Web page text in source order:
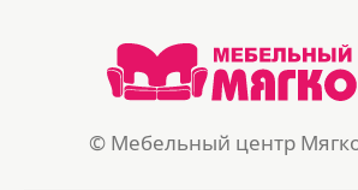
© Мебельный центр